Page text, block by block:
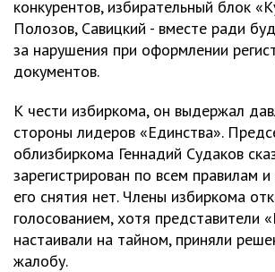
конкурентов, избирательный блок
Полозов, Савицкий - вместе ради
за нарушения при оформлении
документов.
К чести избиркома, он выдержал
стороны лидеров «Единства».
облизбиркома Геннадий Судаков
зарегистрирован по всем правилам
его снятия нет. Члены избиркома
голосованием, хотя представители
настаивали на тайном, приняли
жалобу.